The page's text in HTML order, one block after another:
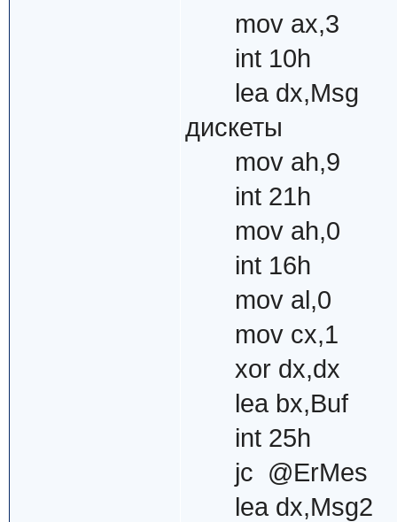
mov ax,3 ;
int 10h
lea dx,Msg ;
дискеты
mov ah,9
int 21h
mov
int 16h ;
mov al,0 ;
mov cx,1 ;
xor dx,dx ;
lea bx,Buf ;
int 25h ;
jc @ErMes ;
lea dx,Msg2 ;